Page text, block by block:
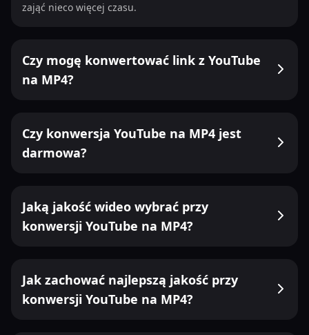
zająć nieco więcej czasu.
Czy mogę konwertować link z YouTube
na MP4?
Czy konwersja YouTube na MP4 jest
darmowa?
Jaką jakość wideo wybrać przy
konwersji YouTube na MP4?
Jak zachować najlepszą jakość przy
konwersji YouTube na MP4?